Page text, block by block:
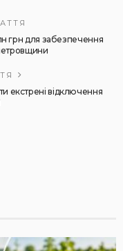
грн для забезпечення
екстрені відключення